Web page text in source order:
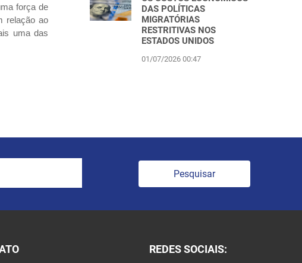
força de
relação ao
uma das
DAS POLÍTICAS
MIGRATÓRIAS
RESTRITIVAS NOS
ESTADOS UNIDOS
01/07/2026 00:47
Pesquisar
REDES SOCIAIS: